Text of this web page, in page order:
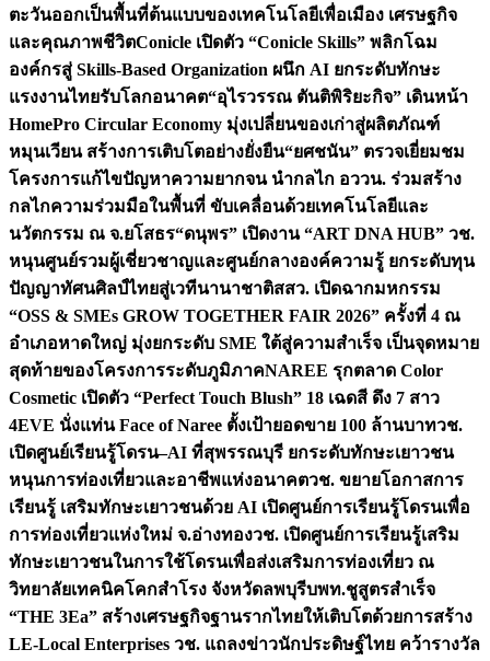
ตะวันออกเป็นพื้นที่ต้นแบบของเทคโนโลยีเพื่อเมือง เศรษฐกิจ
และคุณภาพชีวิตConicle เปิดตัว “Conicle Skills” พลิกโฉม
องค์กรสู่ Skills-Based Organization ผนึก AI ยกระดับทักษะ
แรงงานไทยรับโลกอนาคต“อุไรวรรณ ตันติพิริยะกิจ” เดินหน้า
HomePro Circular Economy มุ่งเปลี่ยนของเก่าสู่ผลิตภัณฑ์
หมุนเวียน สร้างการเติบโตอย่างยั่งยืน“ยศชนัน” ตรวจเยี่ยมชม
โครงการแก้ไขปัญหาความยากจน นำกลไก อววน. ร่วมสร้าง
กลไกความร่วมมือในพื้นที่ ขับเคลื่อนด้วยเทคโนโลยีและ
นวัตกรรม ณ จ.ยโสธร“ดนุพร” เปิดงาน “ART DNA HUB” วช.
หนุนศูนย์รวมผู้เชี่ยวชาญและศูนย์กลางองค์ความรู้ ยกระดับทุน
ปัญญาทัศนศิลป์ไทยสู่เวทีนานาชาติสสว. เปิดฉากมหกรรม
“OSS & SMEs GROW TOGETHER FAIR 2026” ครั้งที่ 4 ณ
อำเภอหาดใหญ่ มุ่งยกระดับ SME ใต้สู่ความสำเร็จ เป็นจุดหมาย
สุดท้ายของโครงการระดับภูมิภาคNAREE รุกตลาด Color
Cosmetic เปิดตัว “Perfect Touch Blush” 18 เฉดสี ดึง 7 สาว
4EVE นั่งแท่น Face of Naree ตั้งเป้ายอดขาย 100 ล้านบาทวช.
เปิดศูนย์เรียนรู้โดรน–AI ที่สุพรรณบุรี ยกระดับทักษะเยาวชน
หนุนการท่องเที่ยวและอาชีพแห่งอนาคตวช. ขยายโอกาสการ
เรียนรู้ เสริมทักษะเยาวชนด้วย AI เปิดศูนย์การเรียนรู้โดรนเพื่อ
การท่องเที่ยวแห่งใหม่ จ.อ่างทองวช. เปิดศูนย์การเรียนรู้เสริม
ทักษะเยาวชนในการใช้โดรนเพื่อส่งเสริมการท่องเที่ยว ณ
วิทยาลัยเทคนิคโคกสำโรง จังหวัดลพบุรีบพท.ชูสูตรสำเร็จ
“THE 3Ea” สร้างเศรษฐกิจฐานรากไทยให้เติบโตด้วยการสร้าง
LE-Local Enterprises วช. แถลงข่าวนักประดิษฐ์ไทย คว้ารางวัล